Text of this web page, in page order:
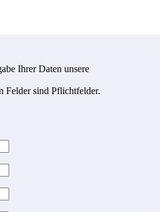
Ihrer Daten unsere
Felder sind Pflichtfelder.